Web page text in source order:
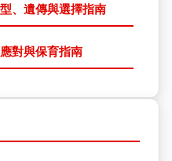
、遺傳與選擇指南
對與保育指南